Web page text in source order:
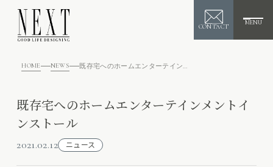
CONTACT
MENU
HOME NEWS
既存宅へのホームエンターテインメントイ
ンストール
2021.02.12 ニュース